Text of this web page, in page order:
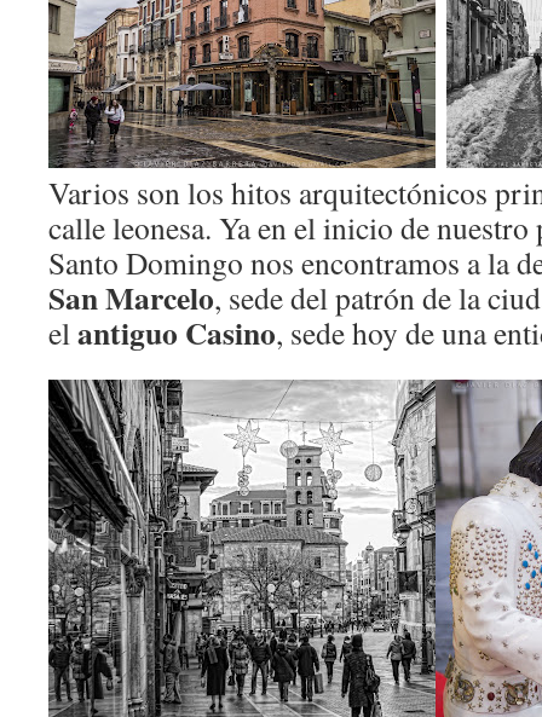
Varios son los hitos arquitectónicos
calle leonesa. Ya en el inicio de nuestro
Santo Domingo nos encontramos a la
San Marcelo, sede del patrón de la
elantiguo Casino, sede hoy de una